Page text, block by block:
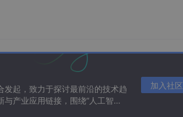
注解的类
发起，致力于探讨最前沿的技术趋
产业应用链接，围绕“人工智能
加入社区